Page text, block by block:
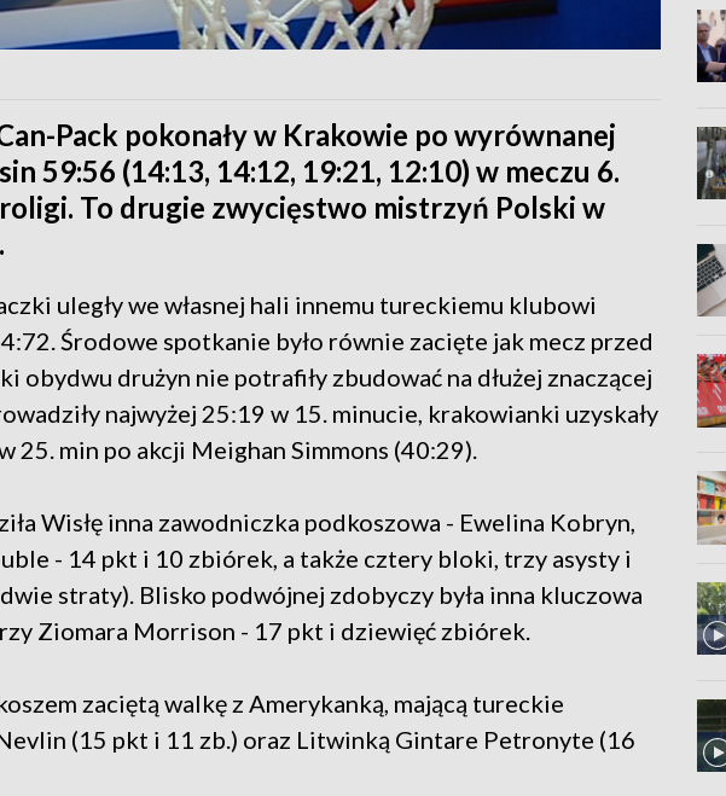
Pack pokonały w Krakowie po wyrównanej
59:56 (14:13, 14:12, 19:21, 12:10) w meczu 6.
To drugie zwycięstwo mistrzyń Polski w
uległy we własnej hali innemu tureckiemu klubowi
Środowe spotkanie było równie zacięte jak mecz przed
obydwu drużyn nie potrafiły zbudować na dłużej znaczącej
najwyżej 25:19 w 15. minucie, krakowianki uzyskały
25. min po akcji Meighan Simmons (40:29).
Wisłę inna zawodniczka podkoszowa - Ewelina Kobryn,
- 14 pkt i 10 zbiórek, a także cztery bloki, trzy asysty i
straty). Blisko podwójnej zdobyczy była inna kluczowa
Ziomara Morrison - 17 pkt i dziewięć zbiórek.
zaciętą walkę z Amerykanką, mającą tureckie
(15 pkt i 11 zb.) oraz Litwinką Gintare Petronyte (16